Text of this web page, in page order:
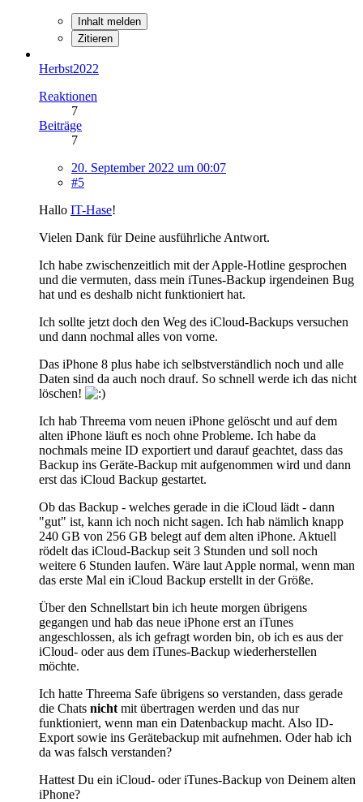
Inhalt melden
Zitieren
Herbst2022
Reaktionen
7
Beiträge
7
20. September 2022 um 00:07
#5
Hallo IT-Hase!
Vielen Dank für Deine ausführliche Antwort.
Ich habe zwischenzeitlich mit der Apple-Hotline gesprochen
und die vermuten, dass mein iTunes-Backup irgendeinen Bug
hat und es deshalb nicht funktioniert hat.
Ich sollte jetzt doch den Weg des iCloud-Backups versuchen
und dann nochmal alles von vorne.
Das iPhone 8 plus habe ich selbstverständlich noch und alle
Daten sind da auch noch drauf. So schnell werde ich das nicht
löschen!
Ich hab Threema vom neuen iPhone gelöscht und auf dem
alten iPhone läuft es noch ohne Probleme. Ich habe da
nochmals meine ID exportiert und darauf geachtet, dass das
Backup ins Geräte-Backup mit aufgenommen wird und dann
erst das iCloud Backup gestartet.
Ob das Backup - welches gerade in die iCloud lädt - dann
"gut" ist, kann ich noch nicht sagen. Ich hab nämlich knapp
240 GB von 256 GB belegt auf dem alten iPhone. Aktuell
rödelt das iCloud-Backup seit 3 Stunden und soll noch
weitere 6 Stunden laufen. Wäre laut Apple normal, wenn man
das erste Mal ein iCloud Backup erstellt in der Größe.
Über den Schnellstart bin ich heute morgen übrigens
gegangen und hab das neue iPhone erst an iTunes
angeschlossen, als ich gefragt worden bin, ob ich es aus der
iCloud- oder aus dem iTunes-Backup wiederherstellen
möchte.
Ich hatte Threema Safe übrigens so verstanden, dass gerade
die Chats nicht mit übertragen werden und das nur
funktioniert, wenn man ein Datenbackup macht. Also ID-
Export sowie ins Gerätebackup mit aufnehmen. Oder hab ich
da was falsch verstanden?
Hattest Du ein iCloud- oder iTunes-Backup von Deinem alten
iPhone?